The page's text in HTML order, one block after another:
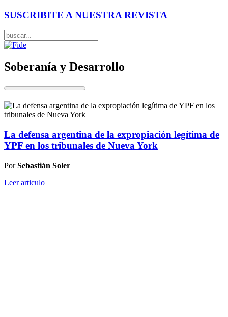
SUSCRIBITE A NUESTRA REVISTA
Soberanía y Desarrollo
La defensa argentina de la expropiación legítima de
YPF en los tribunales de Nueva York
Por Sebastián Soler
Leer articulo